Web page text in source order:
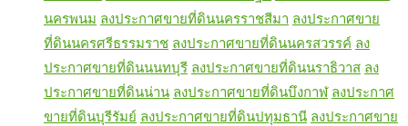
นครพนม ลงประกาศขายที่ดินนครราชสีมา ลงประกาศขาย
ที่ดินนครศรีธรรมราช ลงประกาศขายที่ดินนครสวรรค์ ลง
ประกาศขายที่ดินนนทบุรี ลงประกาศขายที่ดินนราธิวาส ลง
ประกาศขายที่ดินน่าน ลงประกาศขายที่ดินบึงกาฬ ลงประกาศ
ขายที่ดินบุรีรัมย์ ลงประกาศขายที่ดินปทุมธานี ลงประกาศขาย